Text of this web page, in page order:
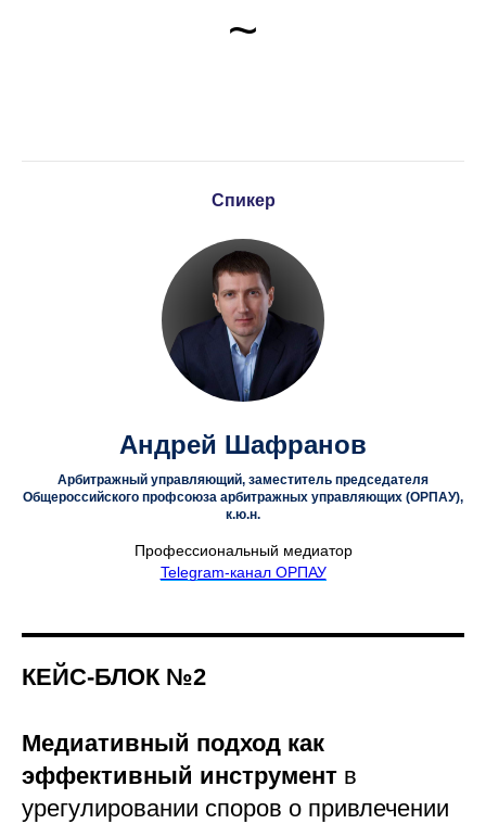
Обращаться нужно не тогда, когда
открыто банкротство, а задолго до
кризиса — к профессиональным
антикризисным юристам, которые
помогут выстроить защиту, пока есть
время действовать.
~
Спикер
Андрей Шафранов
Арбитражный управляющий, заместитель председателя
Общероссийского профсоюза арбитражных управляющих (ОРПАУ),
к.ю.н.
Профессиональный медиатор
Telegram-канал ОРПАУ
КЕЙС-БЛОК №2
Медиативный подход как
эффективный инструмент в
урегулировании споров о привлечении